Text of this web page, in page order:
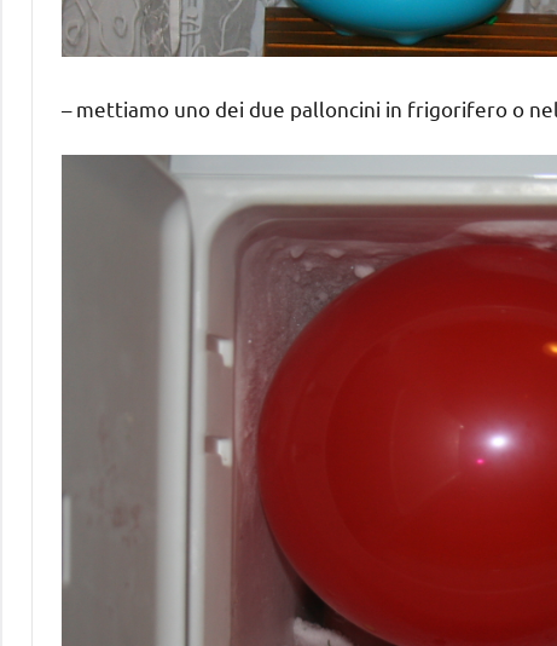
– mettiamo uno dei due palloncini in frigorifero o